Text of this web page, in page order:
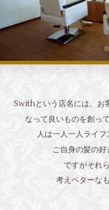
Swithという店名には、お
なって良いものを創っ
人は一人一人ライ
ご自身の髪の好
ですがそれ
考えベターな